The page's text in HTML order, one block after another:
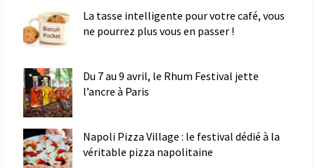
La tasse intelligente pour votre café, vous
ne pourrez plus vous en passer !
Du 7 au 9 avril, le Rhum Festival jette
l’ancre à Paris
Napoli Pizza Village : le festival dédié à la
véritable pizza napolitaine